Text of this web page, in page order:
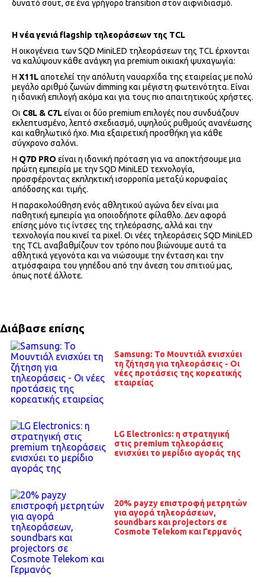
δυνατό σουτ, σε ένα γρήγορο transition στον αιφνιδιασμό.
Η νέα γενιά flagship τηλεοράσεων της TCL
Η οικογένεια των SQD MiniLED τηλεοράσεων της TCL έρχονται
να καλύψουν κάθε ανάγκη για premium οικιακή ψυχαγωγία:
Η X11Lαποτελεί την απόλυτη ναυαρχίδα της εταιρείας με πολύ
μεγάλο αριθμό ζωνών dimming και μέγιστη φωτεινότητα. Είναι
η ιδανική επιλογή ακόμα και για τους πιο απαιτητικούς χρήστες.
Οι C8L & C7Lείναι οι δύο premium επιλογές που συνδυάζουν
εκλεπτυσμένο, λεπτό σχεδιασμό, υψηλούς ρυθμούς ανανέωσης
και καθηλωτικό ήχο. Μια εξαιρετική προσθήκη για κάθε
σύγχρονο σαλόνι.
H Q7D PRO είναι η ιδανική πρόταση για να αποκτήσουμε μια
πρώτη εμπειρία με την SQD MiniLED τεχνολογία,
προσφέροντας εκπληκτική ισορροπία μεταξύ κορυφαίας
απόδοσης και τιμής.
Η παρακολούθηση ενός αθλητικού αγώνα δεν είναι μια
παθητική εμπειρία για οποιοδήποτε φίλαθλο. Δεν αφορά
επίσης μόνο τις ίντσες της τηλεόρασης, αλλά και την
τεχνολογία που κινεί τα pixel. Οι νέες τηλεοράσεις SQD MiniLED
της TCL αναβαθμίζουν τον τρόπο που βιώνουμε αυτά τα
αθλητικά γεγονότα και να νιώσουμε την ένταση και την
ατμόσφαιρα του γηπέδου από την άνεση του σπιτιού μας,
όπως ποτέ άλλοτε.
Διάβασε επίσης
Samsung: Το Μουντιάλ ενισχύει
τη ζήτηση για τηλεοράσεις - Οι
νέες προτάσεις της κορεατικής
εταιρείας
LG Electronics: η στρατηγική
στις premium τηλεοράσεις
ενισχύει το μερίδιο αγοράς της
20% payzy επιστροφή μετρητών
για αγορά τηλεοράσεων,
soundbars και projectors σε
Cosmote Telekom και Γερμανός